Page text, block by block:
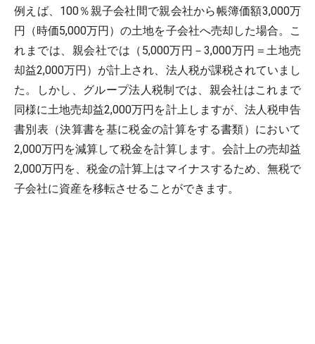
例えば、100％親子会社間で親会社から帳簿価額3,000万
円（時価5,000万円）の土地を子会社へ売却した場合。こ
れまでは、親会社では（5,000万円－3,000万円＝土地売
却益2,000万円）が計上され、法人税が課税されていまし
た。しかし、グループ法人税制では、親会社はこれまで
同様に土地売却益2,000万円を計上しますが、法人税申告
書別表（決算書を基に税金の計算をする書類）において
2,000万円を減算して税金を計算します。会計上の売却益
2,000万円を、税金の計算上はマイナスするため、無税で
子会社に資産を移転させることができます。